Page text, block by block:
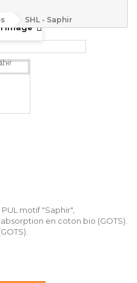
SHL - Saphir
motif "Saphir",
en coton bio (GOTS).